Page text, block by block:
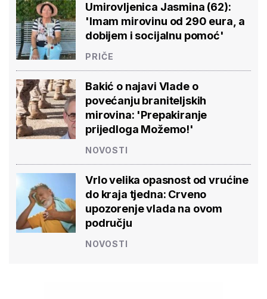
Umirovljenica Jasmina (62):
'Imam mirovinu od 290 eura, a
dobijem i socijalnu pomoć'
PRIČE
Bakić o najavi Vlade o
povećanju braniteljskih
mirovina: 'Prepakiranje
prijedloga Možemo!'
NOVOSTI
Vrlo velika opasnost od vrućine
do kraja tjedna: Crveno
upozorenje vlada na ovom
području
NOVOSTI